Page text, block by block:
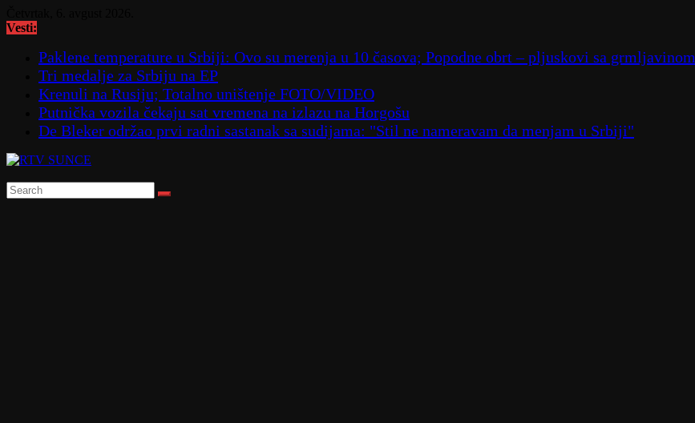
to
Vesti:
Paklene temperature u Srbiji: Ovo su merenja u 10 časova; Popodne obrt – pljuskovi sa grmljavinom
Tri medalje za Srbiju na EP
Krenuli na Rusiju; Totalno uništenje FOTO/VIDEO
Putnička vozila čekaju sat vremena na izlazu na Horgošu
De Bleker održao prvi radni sastanak sa sudijama: "Stil ne nameravam da menjam u Srbiji"